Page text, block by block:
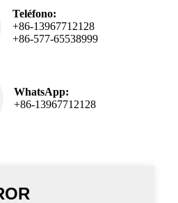
Teléfono:
+86-13967712128
+86-577-65538999
WhatsApp:
+86-13967712128